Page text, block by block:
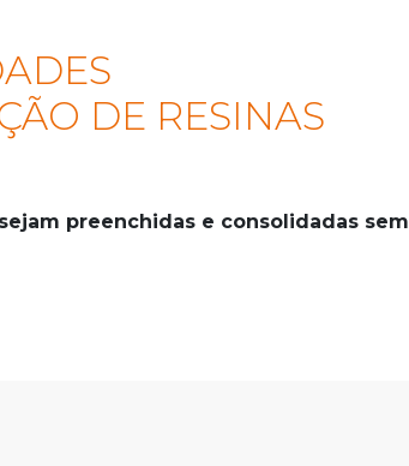
DE RESINAS
preenchidas e consolidadas sem